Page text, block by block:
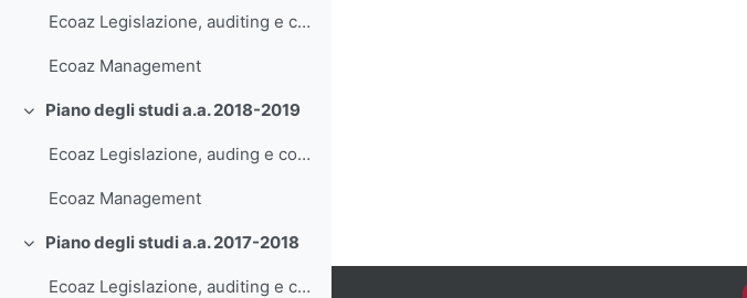
Ecoaz Legislazione, auditing e controllo
Ecoaz Management
Minimizza
Piano degli studi a.a. 2018-2019
Ecoaz Legislazione, auding e controllo
Ecoaz Management
Minimizza
Piano degli studi a.a. 2017-2018
Ecoaz Legislazione, auditing e controllo